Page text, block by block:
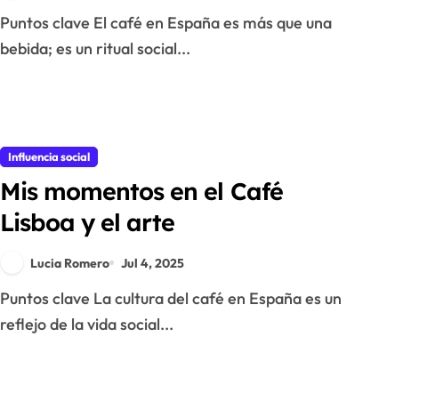
Puntos clave El café en España es más que una
bebida; es un ritual social...
Influencia social
Mis momentos en el Café
Lisboa y el arte
Lucia Romero Jul 4, 2025
Puntos clave La cultura del café en España es un
reflejo de la vida social...